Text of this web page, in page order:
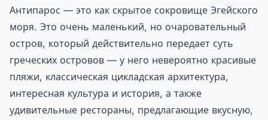
Антипарос — это как скрытое сокровище Эгейского
моря. Это очень маленький, но очаровательный
остров, который действительно передает суть
греческих островов — у него невероятно красивые
пляжи, классическая цикладская архитектура,
интересная культура и история, а также
удивительные рестораны, предлагающие вкусную,